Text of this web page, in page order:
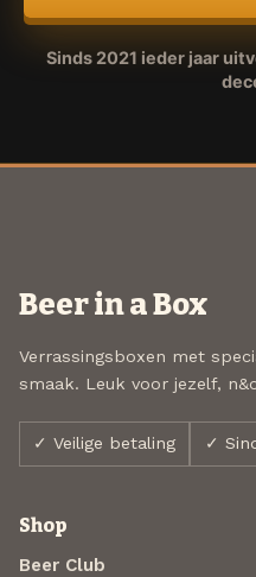
Sinds 2021 ieder jaar
Beer in a Box
Verrassingsboxen met
smaak. Leuk voor jezelf,
✓ Veilige betaling ✓
Shop
Beer Club